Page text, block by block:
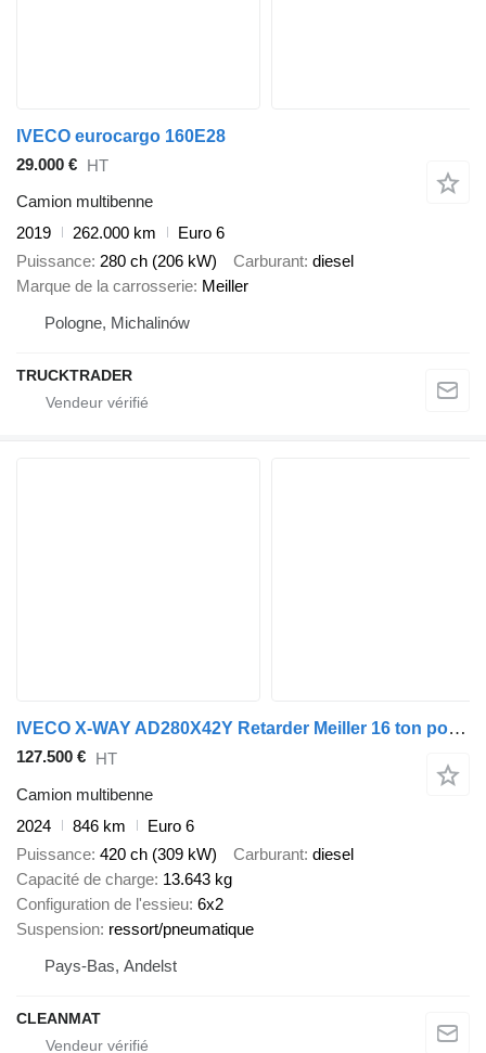
IVECO eurocargo 160E28
29.000 € HT
Camion multibenne
2019
262.000 km
Euro 6
Puissance 280 ch (206 kW) Carburant diesel
Marque de la carrosserie Meiller
Pologne, Michalinów
TRUCKTRADER
IVECO X-WAY AD280X42Y Retarder Meiller 16 ton portaalarmsysteem NEW &
127.500 € HT
Camion multibenne
2024
846 km
Euro 6
Puissance 420 ch (309 kW) Carburant diesel
Capacité de charge 13.643 kg
Configuration de l'essieu 6x2
Suspension ressort/pneumatique
Pays-Bas, Andelst
CLEANMAT